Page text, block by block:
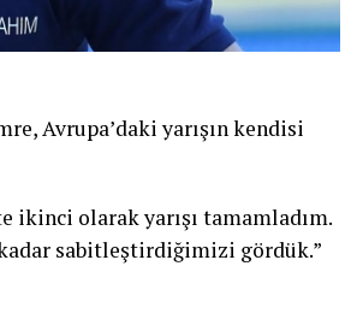
Avrupa’daki yarışın kendisi
ikinci olarak yarışı tamamladım.
sabitleştirdiğimizi gördük.”